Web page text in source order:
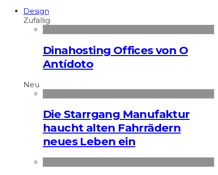
Design
Zufällig
Dinahosting Offices von O
Antídoto
Neu
Die Starrgang Manufaktur
haucht alten Fahrrädern
neues Leben ein